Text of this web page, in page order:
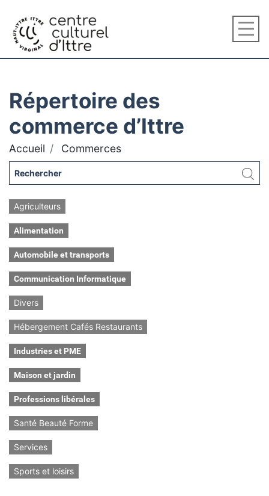
Répertoire des
commerce d’Ittre
Accueil Commerces
Agriculteurs
Alimentation
Automobile et transports
Communication Informatique
Divers
Hébergement Cafés Restaurants
Industries et PME
Maison et jardin
Professions libérales
Santé Beauté Forme
Services
Sports et loisirs